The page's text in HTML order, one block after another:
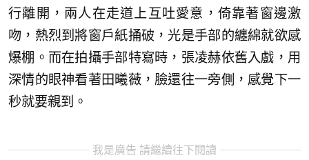
行離開，兩人在走道上互吐愛意，倚靠著窗邊激
吻，熱烈到將窗戶紙捅破，光是手部的纏綿就欲感
爆棚。而在拍攝手部特寫時，張凌赫依舊入戲，用
深情的眼神看著田曦薇，臉還往一旁側，感覺下一
秒就要親到。
我是廣告 請繼續往下閱讀